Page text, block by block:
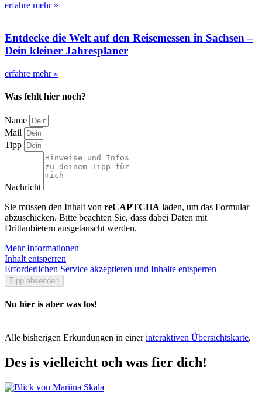
erfahre mehr »
Entdecke die Welt auf den Reisemessen in Sachsen –
Dein kleiner Jahresplaner
erfahre mehr »
Was fehlt hier noch?
Name
Mail
Tipp
Nachricht
Sie müssen den Inhalt von reCAPTCHA laden, um das Formular
abzuschicken. Bitte beachten Sie, dass dabei Daten mit
Drittanbietern ausgetauscht werden.
Mehr Informationen
Inhalt entsperren
Erforderlichen Service akzeptieren und Inhalte entsperren
Tipp absenden
Nu hier is aber was los!
Alle bisherigen Erkundungen in einerinteraktiven Übersichtskarte.
Des is vielleicht och was fier dich!